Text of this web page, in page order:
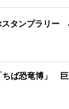
スタンプラリー
ちば恐竜博」